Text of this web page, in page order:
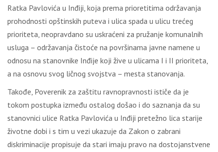
Ratka Pavlovića u Inđiji, koja prema prioretitima održavanja
prohodnosti opštinskih puteva i ulica spada u ulicu trećeg
prioriteta, neopravdano su uskraćeni za pružanje komunalnih
usluga – održavanja čistoće na površinama javne namene u
odnosu na stanovnike Inđije koji žive u ulicama I i II prioriteta,
a na osnovu svog ličnog svojstva – mesta stanovanja.
Takođe, Poverenik za zaštitu ravnopravnosti ističe da je
tokom postupka između ostalog došao i do saznanja da su
stanovnici ulice Ratka Pavlovića u Inđiji pretežno lica starije
životne dobi i s tim u vezi ukazuje da Zakon o zabrani
diskriminacije propisuje da stari imaju pravo na dostojanstvene